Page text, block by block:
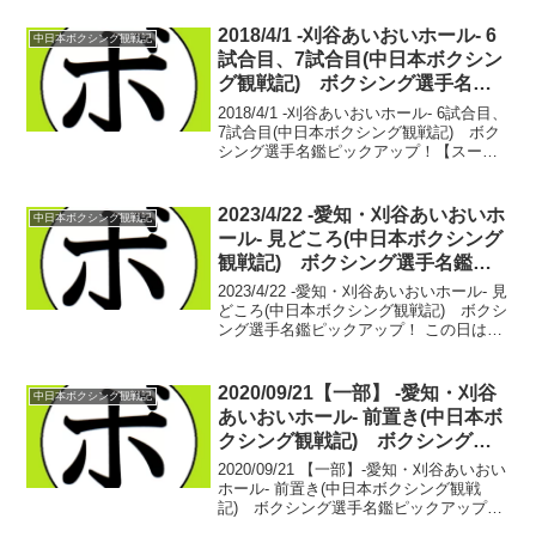
ボックス)長い距離に陣取るアダム...
中日本ボクシング観戦記
2018/4/1 -刈谷あいおいホール- 6
試合目、7試合目(中日本ボクシン
グ観戦記) ボクシング選手名鑑
ピックアップ！
2018/4/1 -刈谷あいおいホール- 6試合目、
7試合目(中日本ボクシング観戦記) ボク
シング選手名鑑ピックアップ！【スーパ
(1KO)1敗・近藤 冬真 ...
中日本ボクシング観戦記
2023/4/22 -愛知・刈谷あいおいホ
ール- 見どころ(中日本ボクシング
観戦記) ボクシング選手名鑑ピ
ックアップ！
2023/4/22 -愛知・刈谷あいおいホール- 見
どころ(中日本ボクシング観戦記) ボクシ
ング選手名鑑ピックアップ！ この日は中
力を伸ばし、中日本の中心ジムの一つへ
と...
中日本ボクシング観戦記
2020/09/21【一部】 -愛知・刈谷
あいおいホール- 前置き(中日本ボ
クシング観戦記) ボクシング選
手名鑑ピックアップ！
2020/09/21 【一部】-愛知・刈谷あいおい
ホール- 前置き(中日本ボクシング観戦
記) ボクシング選手名鑑ピックアップ！